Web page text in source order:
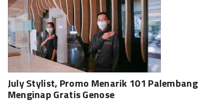
July Stylist, Promo Menarik 101 Palembang
Menginap Gratis Genose